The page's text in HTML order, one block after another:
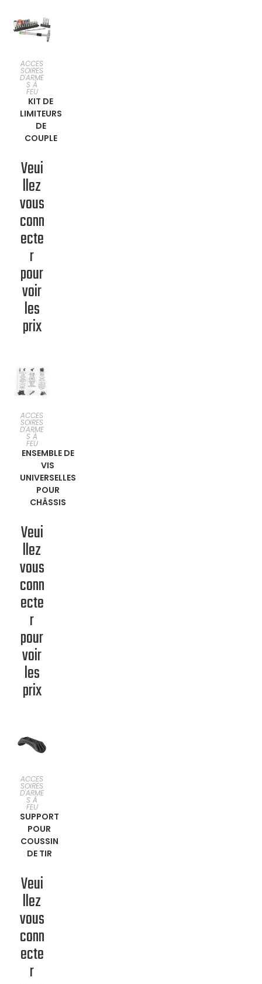
EN
SAVOIR
PLUS
ACCES
SOIRES
D'ARME
S À
FEU
KIT DE
LIMITEURS
DE
COUPLE
Veui
llez
vous
conn
ecte
r
pour
voir
les
prix
EN
SAVOIR
PLUS
ACCES
SOIRES
D'ARME
S À
FEU
ENSEMBLE DE
VIS
UNIVERSELLES
POUR
CHÂSSIS
Veui
llez
vous
conn
ecte
r
pour
voir
les
prix
EN
SAVOIR
PLUS
ACCES
SOIRES
D'ARME
S À
FEU
SUPPORT
POUR
COUSSIN
DE TIR
Veui
llez
vous
conn
ecte
r